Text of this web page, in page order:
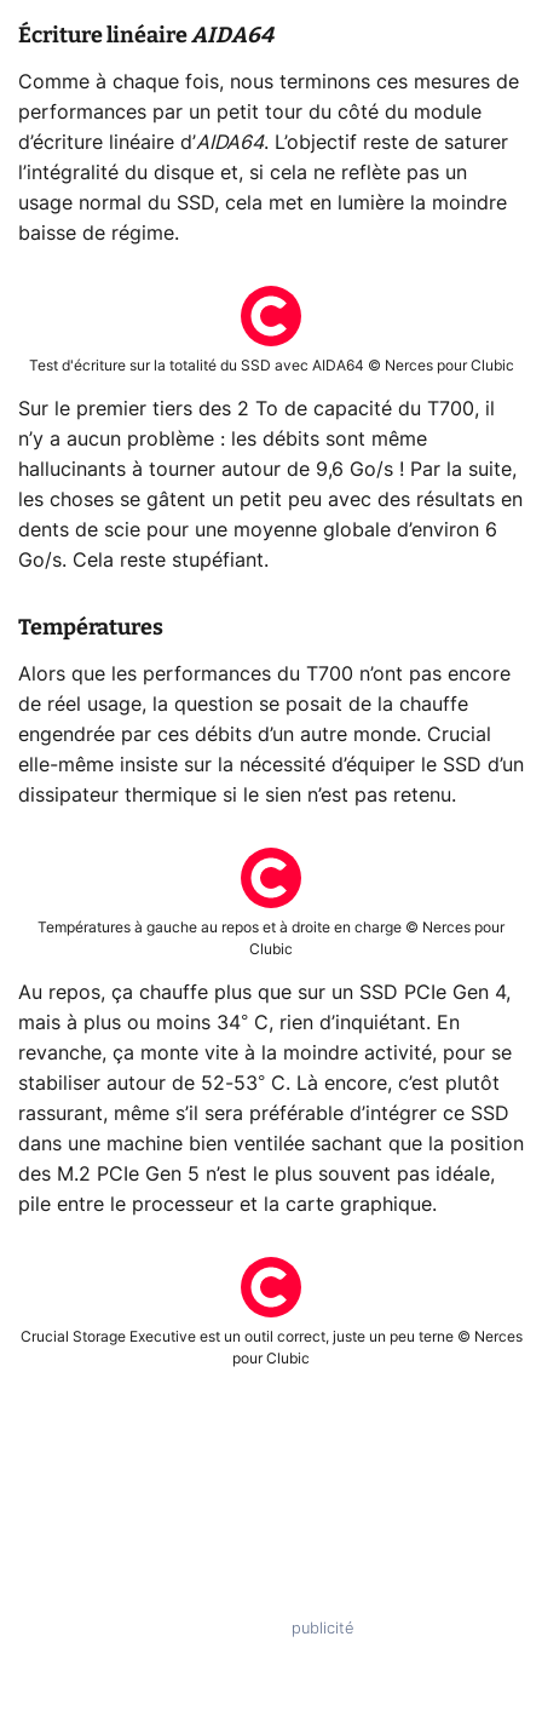
Écriture linéaireAIDA64
Comme à chaque fois, nous terminons ces mesures de
performances par un petit tour du côté du module
d’écriture linéaire d’AIDA64. L’objectif reste de saturer
l’intégralité du disque et, si cela ne reflète pas un
usage normal du SSD, cela met en lumière la moindre
baisse de régime.
Test d'écriture sur la totalité du SSD avec AIDA64 © Nerces pour Clubic
Sur le premier tiers des 2 To de capacité du T700, il
n’y a aucun problème : les débits sont même
hallucinants à tourner autour de 9,6 Go/s ! Par la suite,
les choses se gâtent un petit peu avec des résultats en
dents de scie pour une moyenne globale d’environ 6
Go/s. Cela reste stupéfiant.
Températures
Alors que les performances du T700 n’ont pas encore
de réel usage, la question se posait de la chauffe
engendrée par ces débits d’un autre monde. Crucial
elle-même insiste sur la nécessité d’équiper le SSD d’un
dissipateur thermique si le sien n’est pas retenu.
Températures à gauche au repos et à droite en charge © Nerces pour
Clubic
Au repos, ça chauffe plus que sur un SSD PCIe Gen 4,
mais à plus ou moins 34° C, rien d’inquiétant. En
revanche, ça monte vite à la moindre activité, pour se
stabiliser autour de 52-53° C. Là encore, c’est plutôt
rassurant, même s’il sera préférable d’intégrer ce SSD
dans une machine bien ventilée sachant que la position
des M.2 PCIe Gen 5 n’est le plus souvent pas idéale,
pile entre le processeur et la carte graphique.
Crucial Storage Executive est un outil correct, juste un peu terne © Nerces
pour Clubic